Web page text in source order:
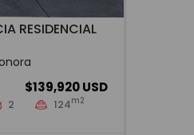
RESIDENCIAL
$139,920 USD
2 124m2